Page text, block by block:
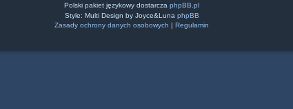
Polski pakiet językowy dostarcza phpBB.pl
Style: Multi Design by Joyce&Luna phpBB
Zasady ochrony danych osobowych | Regulamin